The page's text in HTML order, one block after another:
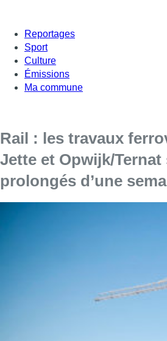
Reportages
Sport
Culture
Émissions
Ma commune
Rail : les travaux
Jette et Opwijk/Ternat
prolongés d’une